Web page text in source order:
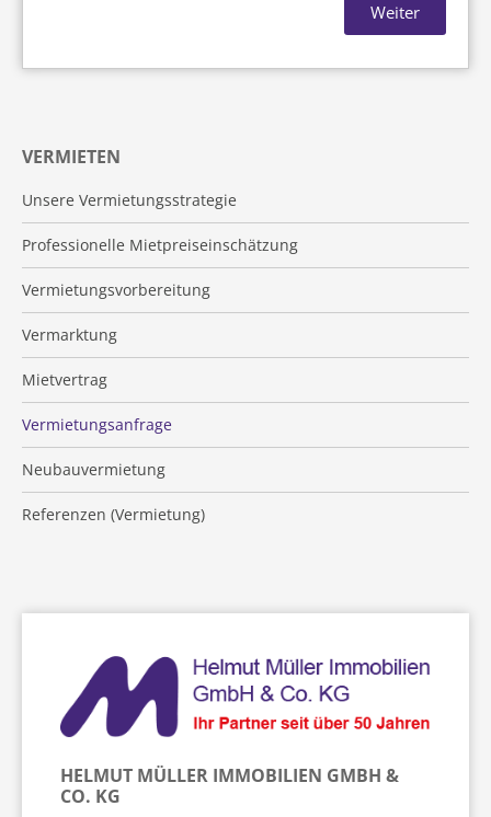
VERMIETEN
Unsere Vermietungsstrategie
Professionelle Mietpreiseinschätzung
Vermietungsvorbereitung
Vermarktung
Mietvertrag
Vermietungsanfrage
Neubauvermietung
Referenzen (Vermietung)
HELMUT MÜLLER IMMOBILIEN GMBH &
CO. KG
Weiter